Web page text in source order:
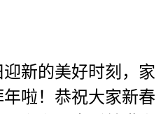
新的美好时刻，家
啦！恭祝大家新春